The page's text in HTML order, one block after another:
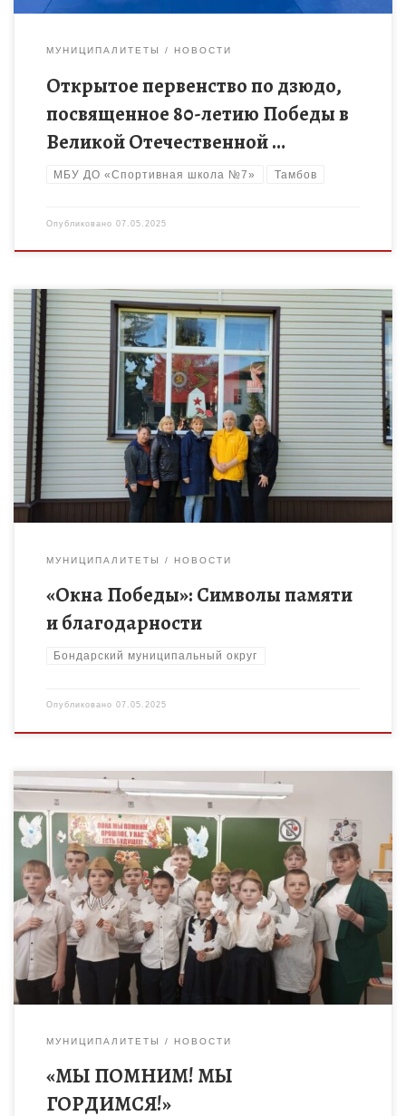
МУНИЦИПАЛИТЕТЫ НОВОСТИ
Открытое первенство по дзюдо,
посвященное 80-летию Победы в
Великой Отечественной …
МБУ ДО «Спортивная школа №7» Тамбов
Опубликовано 07.05.2025
Ежегодно накануне Дня Победы в Великой Отечественной
войне вся Россия готовится к масштабной патриотической
акции «Окна Победы». Жители нашей страны украшают окна
своих домов, квартир, […]
МУНИЦИПАЛИТЕТЫ НОВОСТИ
«Окна Победы»: Символы памяти
и благодарности
Бондарский муниципальный округ
Опубликовано 07.05.2025
В д/о «Волшебный мир театра» педагога дополнительного
образования Л.Плешаковой к празднованию 80-летия
Победы в Великой Отечественной войне подготовлена
литературная композиция «Мы помним! Мы гордимся!» в […]
МУНИЦИПАЛИТЕТЫ НОВОСТИ
«МЫ ПОМНИМ! МЫ
ГОРДИМСЯ!»